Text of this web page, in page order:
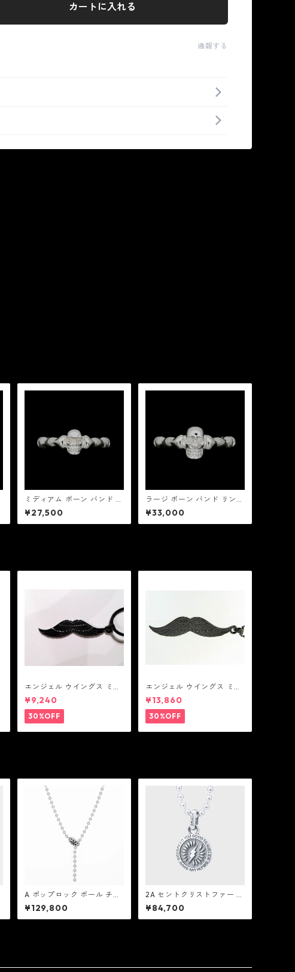
カートに入れる
通報する
ミディアム ボーン バンド リ
ング w/ ダイヤモンド アイ
ズ：MIC&Co. ミック アンド
コー
¥27,500
ラージ ボーン バンド リング
w/ ダイヤモンド アイズ：MI
C&Co. ミック アンド コー
¥33,000
エンジェル ウイングス ミデ
ィアム ペンダント ブラック
コーティング（サテンコー
ド付属）
¥9,240
30%OFF
エンジェル ウイングス ミデ
ィアム ペンダント ブラック
¥13,860
30%OFF
A ポップロック ボール チェ
ーン ネックレス V2：Good
Art HLYWD グッド アート
ハリウッド
¥129,800
2A セントクリストファー ペ
ンダント シャザム：Good A
rt HLYWD グッド アート ハ
リウッド
¥84,700